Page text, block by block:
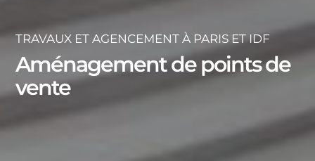
TRAVAUX ET AGENCEMENT À PARIS ET IDF
Aménagement de points de
vente